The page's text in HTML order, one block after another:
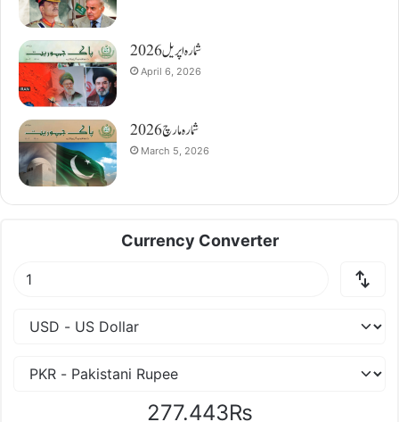
شمارہ اپریل 2026
April 6, 2026
شمارہ مارچ 2026
March 5, 2026
Currency Converter
277.443₨